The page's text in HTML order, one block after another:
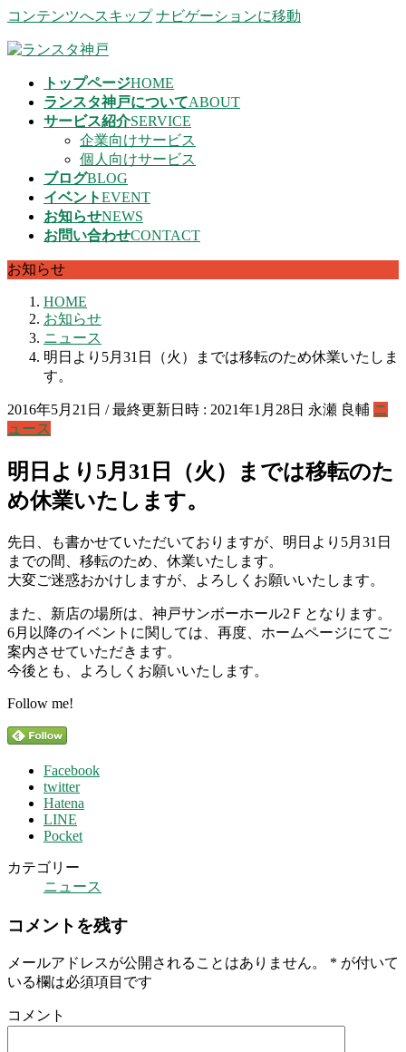
コンテンツへスキップ ナビゲーションに移動
トップページHOME
ランスタ神戸についてABOUT
サービス紹介SERVICE
企業向けサービス
個人向けサービス
ブログBLOG
イベントEVENT
お知らせNEWS
お問い合わせCONTACT
お知らせ
HOME
お知らせ
ニュース
明日より5月31日（火）までは移転のため休業いたしま
す。
2016年5月21日 / 最終更新日時 : 2021年1月28日 永瀬 良輔 ニ
ュース
明日より5月31日（火）までは移転のた
め休業いたします。
先日、も書かせていただいておりますが、明日より5月31日
までの間、移転のため、休業いたします。
大変ご迷惑おかけしますが、よろしくお願いいたします。
また、新店の場所は、神戸サンボーホール2Ｆとなります。
6月以降のイベントに関しては、再度、ホームページにてご
案内させていただきます。
今後とも、よろしくお願いいたします。
Follow me!
Facebook
twitter
Hatena
LINE
Pocket
カテゴリー
ニュース
コメントを残す
メールアドレスが公開されることはありません。 * が付いて
いる欄は必須項目です
コメント